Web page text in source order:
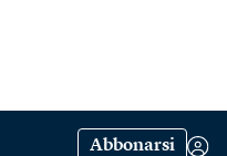
Abbonarsi